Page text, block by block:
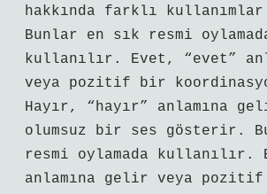
hakkında farklı
Bunlar en sık resmi
kullanılır. Evet, “evet”
veya pozitif bir
Hayır, “hayır” anlamına
olumsuz bir ses gösterir.
resmi oylamada kullanılır.
anlamına gelir veya